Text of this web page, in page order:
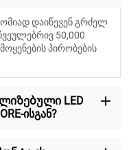
დაიწევენგრძელ
50,000
პირობების
LED
ისგან?